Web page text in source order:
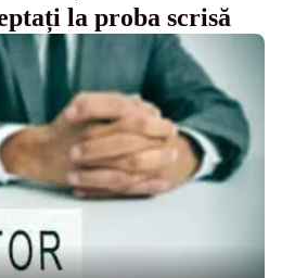
la proba scrisă